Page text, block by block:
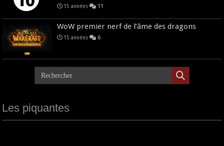
15 années 11
WoW premier nerf de l’âme des dragons
15 années 6
Les piquantes